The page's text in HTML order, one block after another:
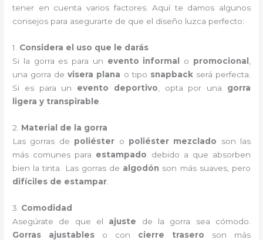
tener en cuenta varios factores. Aquí te damos algunos
consejos para asegurarte de que el diseño luzca perfecto:
1. Considera el uso que le darás
Si la gorra es para un evento informal o promocional ,
una gorra devisera plana o tipo snapbackserá perfecta.
Si es para un evento deportivo, opta por una gorra
ligera y transpirable.
2. Material de la gorra
Las gorras de poliéster o poliéster mezclado son las
más comunes para estampado debido a que absorben
bien la tinta. Las gorras de algodón son más suaves, pero
difíciles de estampar
3. Comodidad
Asegúrate de que el ajuste de la gorra sea cómodo.
Gorras ajustables o con cierre trasero son más